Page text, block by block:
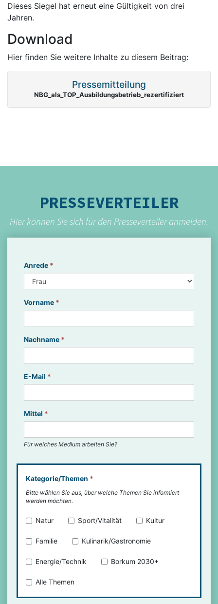
Dieses Siegel hat erneut eine Gültigkeit von drei
Jahren.
Download
Hier finden Sie weitere Inhalte zu diesem Beitrag:
Pressemitteilung
NBG_als_TOP_Ausbildungsbetrieb_rezertifiziert
PRESSEVERTEILER
Hier können Sie sich für den Presseverteiler anmelden.
Anrede *
Vorname *
Nachname *
E-Mail *
Mittel *
Für welches Medium arbeiten Sie?
Kategorie/Themen *
Bitte wählen Sie aus, über welche Themen Sie informiert
werden möchten.
Natur Sport/Vitalität Kultur
Familie Kulinarik/Gastronomie
Energie/Technik Borkum 2030+
Alle Themen